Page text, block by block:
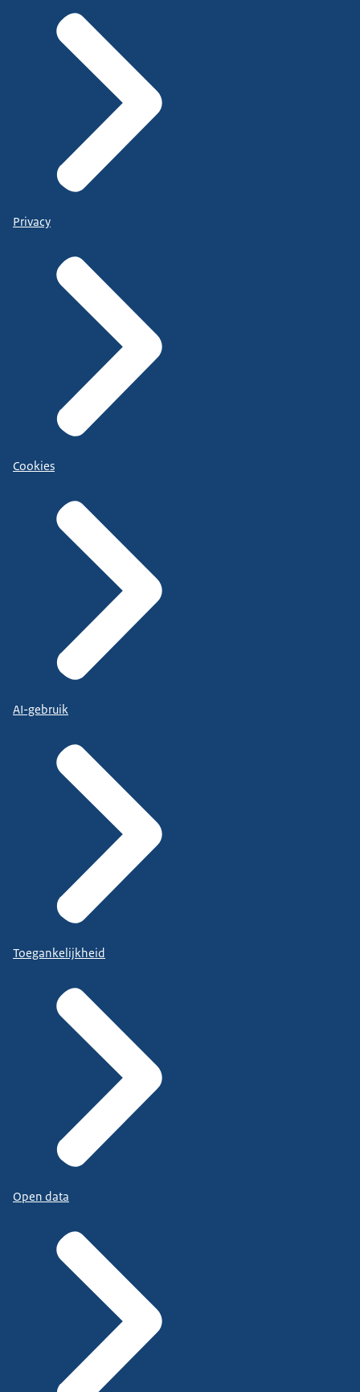
Privacy
Cookies
AI-gebruik
Toegankelijkheid
Open data